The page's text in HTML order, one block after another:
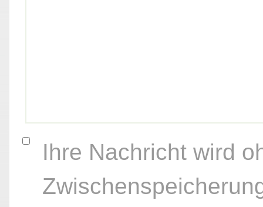
Ihre Nachricht wird